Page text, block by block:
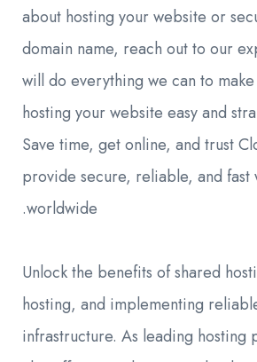
about hosting your website or
domain name, reach out to our
will do everything we can to
hosting your website easy and
Save time, get online, and trust
provide secure, reliable, and fast
worldwide.
Unlock the benefits of shared
hosting, and implementing
infrastructure. As leading hosting